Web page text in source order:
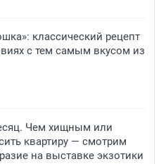
классический рецепт
с тем самым вкусом из
Чем хищным или
квартиру — смотрим
на выставке экзотики